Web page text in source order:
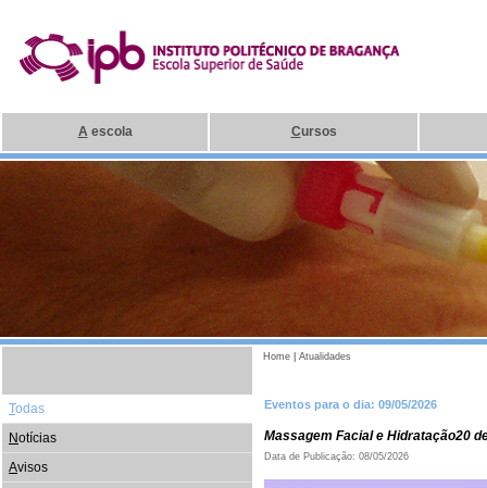
A escola Cursos
Home Atualidades
Todas
Notícias
Avisos
Eventos para o dia: 09/05/2026
Massagem Facial e Hidratação20
Data de Publicação: 08/05/2026